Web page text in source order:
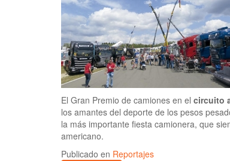
El Gran Premio de camiones en el circuito
los amantes del deporte de los pesos
la más importante fiesta camionera, que
americano.
Publicado en Reportajes